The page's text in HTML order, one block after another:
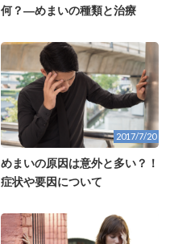
何？―めまいの種類と治療
2017/7/20
めまいの原因は意外と多い？！
症状や要因について